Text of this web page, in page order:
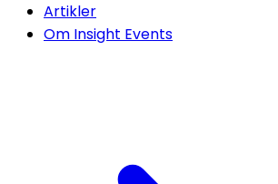
Artikler
Om Insight Events